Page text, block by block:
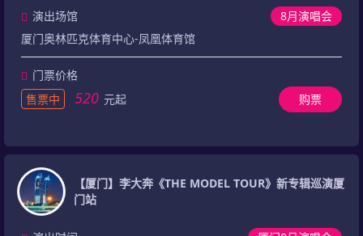
8月演唱会
演出场馆
厦门奥林匹克体育中心-凤凰体育馆
门票价格
售票中
520 元起 购票
【厦门】李大奔《THE MODEL TOUR》新专辑巡演厦
门站